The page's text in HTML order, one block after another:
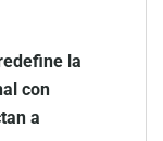
la
con
a